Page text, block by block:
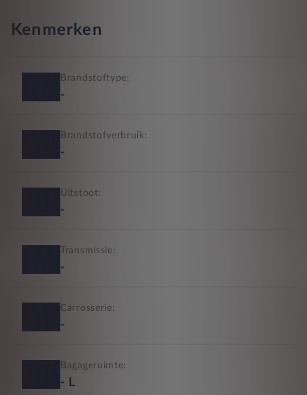
Kenmerken
Brandstoftype:
-
Brandstofverbruik:
-
Uitstoot:
-
Transmissie:
-
Carrosserie:
-
Bagageruimte:
- L